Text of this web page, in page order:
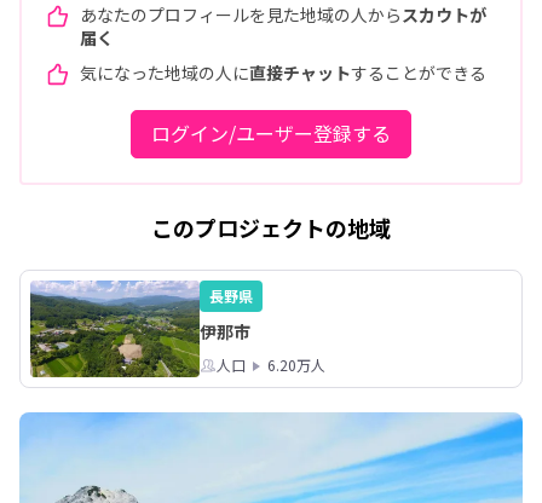
あなたのプロフィールを見た地域の人から スカウトが
届く
気になった地域の人に直接チャットすることができる
ログイン/ユーザー登録する
このプロジェクトの地域
長野県
伊那市
人口 6.20万人